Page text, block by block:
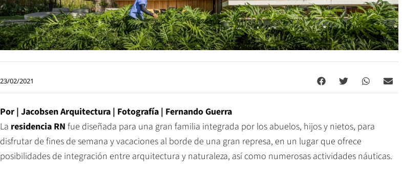
23/02/2021
Por | Jacobsen Arquitectura | Fotografía | Fernando Guerra
La residencia RN fue diseñada para una gran familia integrada por los abuelos, hijos y nietos, para
disfrutar de fines de semana y vacaciones al borde de una gran represa, en un lugar que ofrece
posibilidades de integración entre arquitectura y naturaleza, así como numerosas actividades náuticas.